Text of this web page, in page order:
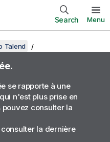
Search Menu
Talend
se rapporte à une
n'est plus prise en
consulter la
la dernière